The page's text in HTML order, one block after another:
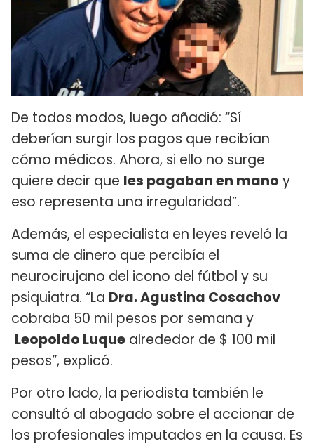
De todos modos, luego añadió: “Sí
deberían surgir los pagos que recibían
cómo médicos. Ahora, si ello no surge
quiere decir que les pagaban en mano y
eso representa una irregularidad”.
Además, el especialista en leyes reveló la
suma de dinero que percibía el
neurocirujano del icono del fútbol y su
psiquiatra. “La Dra. Agustina Cosachov
cobraba 50 mil pesos por semana y
Leopoldo Luque alrededor de $ 100 mil
pesos”, explicó.
Por otro lado, la periodista también le
consultó al abogado sobre el accionar de
los profesionales imputados en la causa. Es